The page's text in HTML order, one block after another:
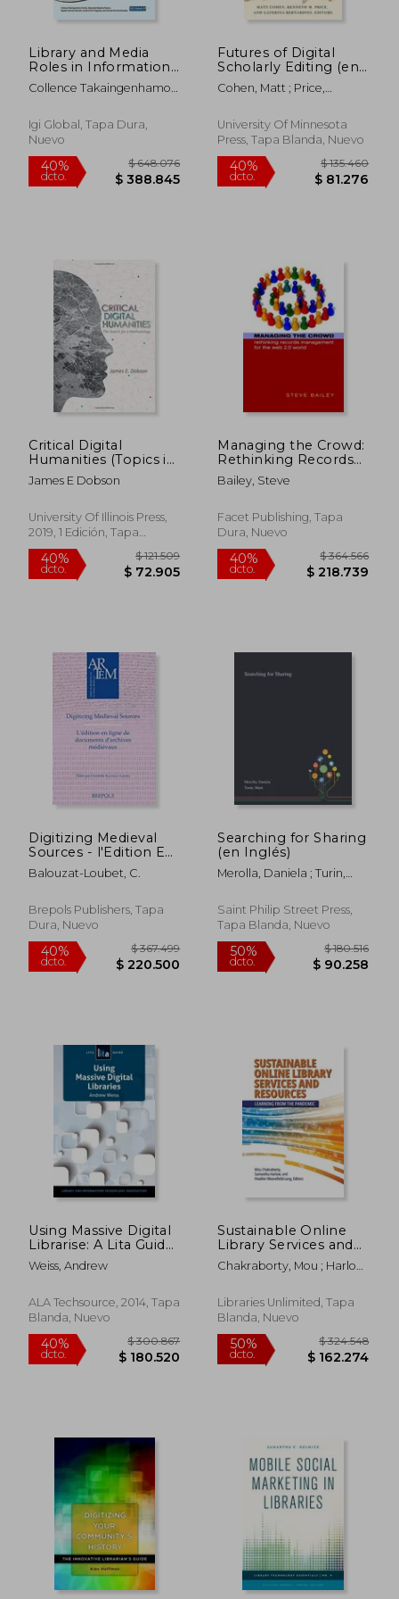
$ 478.742 $
Library and Media
Roles in Information
Hygiene and
Managing
Inglés)
Collence Takaingenhamo
Madanha Rusero; Ngoako
Solomon Marutha
Igi Global, Tapa Dura,
Nuevo
40%
$ 388.845
Futures of Digital
Scholarly Editing (en
Inglés)
Cohen, Matt ; Price,
Caterina
University Of Minnesota
Press, Tapa Blanda, Nuevo
40%
dcto.
Critical Digital
Humanities (Topics in
the Digital
Humanities) (en
James E Dobson
University Of Illinois Press,
2019, 1 Edición, Tapa
Blanda, Nuevo
40%
dcto.
$ 121.509
$ 72.905
Managing the Crowd:
Rethinking Records
Management for the
Web 2.0 World (en
Bailey, Steve
Facet Publishing, Tapa
Dura, Nuevo
40%
dcto.
Digitizing Medieval
Sources - l'Edition En
Ligne de Documents
d'Archives Medievaux:
Methodologies -
Enjeux, Methodologie
Balouzat-Loubet, C.
Brepols Publishers, Tapa
Dura, Nuevo
Searching for Sharing
(en Inglés)
Merolla, Daniela ; Turin,
Saint Philip Street Press,
Tapa Blanda, Nuevo
Using Massive Digital
Librarise: A Lita Guide
(Lita Guides) (en
Inglés)
Weiss, Andrew
ALA Techsource, 2014, Tapa
Blanda, Nuevo
Sustainable Online
Library Services and
Resources: Learning
from the Pandemic
Chakraborty, Mou ; Harlow,
Lang, Heather
Libraries Unlimited, Tapa
Blanda, Nuevo